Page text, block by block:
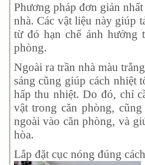
Phương pháp đơn giản
nhà. Các vật liệu này giúp
từ đó hạn chế ảnh hưởng
phòng.
Ngoài ra trần nhà màu
sáng cũng giúp cách nhiệt
hấp thu nhiệt. Do đó, chỉ
vật trong căn phòng,
ngoài vào căn phòng, và
hòa.
Lắp đặt cục nóng đúng cách